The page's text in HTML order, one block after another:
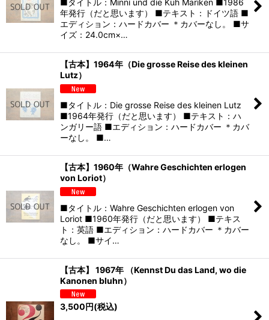
■タイトル：Minni und die Kuh Mariken ■1986
年発行（だと思います） ■テキスト：ドイツ語 ■
エディション：ハードカバー ＊カバーなし。 ■サ
イズ：24.0cm×…
【古本】1964年（Die grosse Reise des kleinen
Lutz）
■タイトル：Die grosse Reise des kleinen Lutz
■1964年発行（だと思います） ■テキスト：ハ
ンガリー語 ■エディション：ハードカバー ＊カバ
ーなし。 ■…
【古本】1960年（Wahre Geschichten erlogen
von Loriot）
■タイトル：Wahre Geschichten erlogen von
Loriot ■1960年発行（だと思います） ■テキス
ト：英語 ■エディション：ハードカバー ＊カバー
なし。 ■サイ…
【古本】 1967年 （Kennst Du das Land, wo die
Kanonen bluhn）
3,500円(税込)